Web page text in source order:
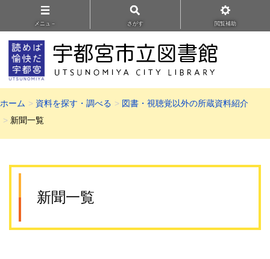
メニュ－ さがす 閲覧補助
ホーム 資料を探す・調べる
図書・視聴覚以外の所蔵資料紹介
新聞一覧
新聞一覧